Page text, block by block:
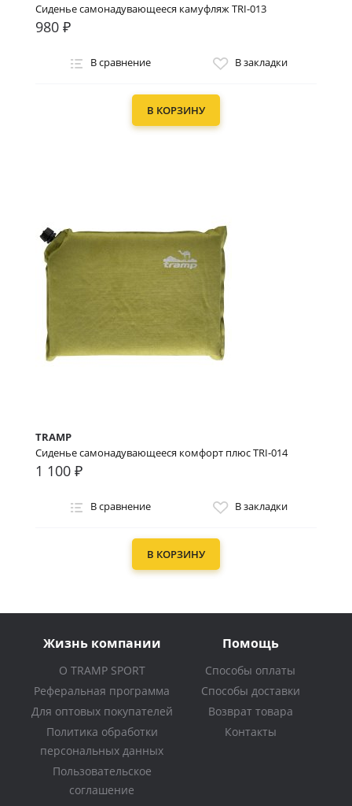
Сиденье самонадувающееся камуфляж TRI-013
980 ₽
В сравнение В закладки
В КОРЗИНУ
TRAMP
Сиденье самонадувающееся комфорт плюс TRI-014
1 100 ₽
В сравнение В закладки
В КОРЗИНУ
Жизнь компании
О TRAMP SPORT
Реферальная программа
Для оптовых покупателей
Политика обработки
персональных данных
Пользовательское
соглашение
Помощь
Способы оплаты
Способы доставки
Возврат товара
Контакты